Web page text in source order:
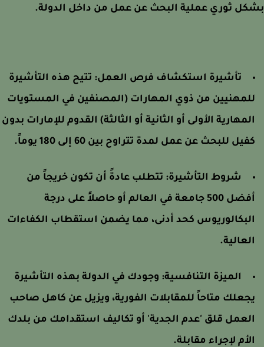
ثوري عملية البحث عن عمل من داخل الدولة.
تأشيرة استكشاف فرص العمل: تتيح هذه التأشيرة
من ذوي المهارات (المصنفين في المستويات
الأولى أو الثانية أو الثالثة) القدوم للإمارات بدون
للبحث عن عمل لمدة تتراوح بين 60 إلى 180 يوماً.
شروط التأشيرة: تتطلب عادةً أن تكون خريجاً من
أفضل 500 جامعة في العالم أو حاصلاً على درجة
كحد أدنى، مما يضمن استقطاب الكفاءات
الميزة التنافسية: وجودك في الدولة بهذه التأشيرة
متاحاً للمقابلات الفورية، ويزيل عن كاهل صاحب
قلق 'عدم الجدية' أو تكاليف استقدامك من بلدك
لإجراء مقابلة.